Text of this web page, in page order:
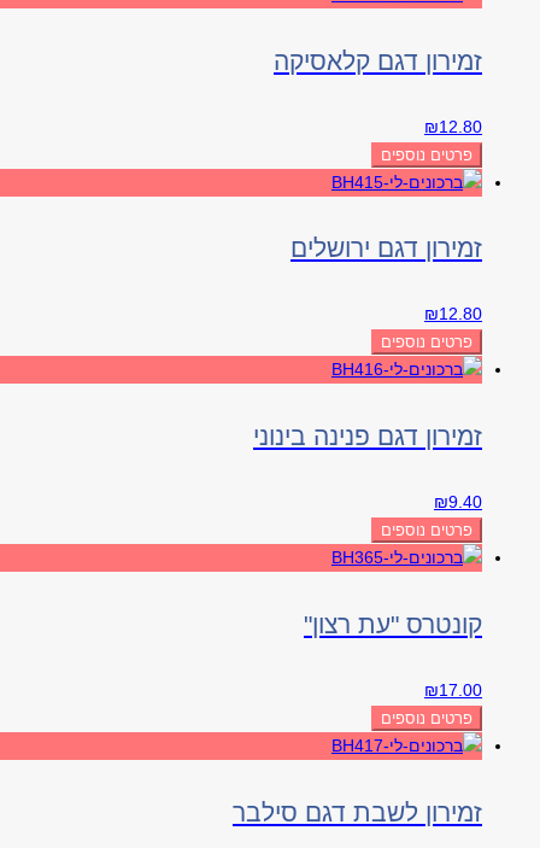
זמירון דגם קלאסיקה
₪12.80
פרטים נוספים
זמירון דגם ירושלים
₪12.80
פרטים נוספים
זמירון דגם פנינה בינוני
₪9.40
פרטים נוספים
קונטרס "עת רצון"
₪17.00
פרטים נוספים
זמירון לשבת דגם סילבר